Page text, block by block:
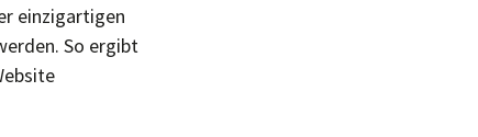
einzigartigen
So ergibt